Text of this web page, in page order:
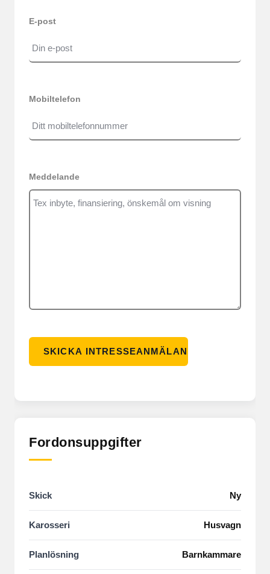
E-post
Mobiltelefon
Meddelande
Fordonsuppgifter
Skick Ny
Karosseri Husvagn
Planlösning Barnkammare